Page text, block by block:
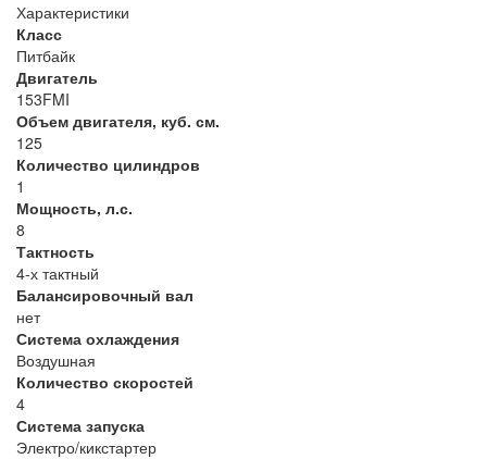
Характеристики
Класс
Питбайк
Двигатель
153FMI
Объем двигателя, куб. см.
125
Количество цилиндров
1
Мощность, л.с.
8
Тактность
4-х тактный
Балансировочный вал
нет
Система охлаждения
Воздушная
Количество скоростей
4
Система запуска
Электро/кикстартер